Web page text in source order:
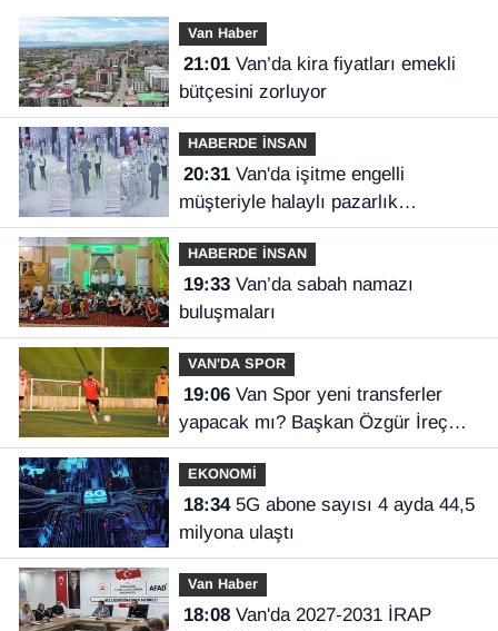
Van Haber
21:01Van’da kira fiyatları emekli
bütçesini zorluyor
HABERDE İNSAN
20:31Van'da işitme engelli
müşteriyle halaylı pazarlık
gülümsetti
HABERDE İNSAN
19:33Van’da sabah namazı
buluşmaları
VAN'DA SPOR
19:06Van Spor yeni transferler
yapacak mı? Başkan Özgür İreç
İlhan açıkladı
EKONOMİ
18:345G abone sayısı 4 ayda 44,5
milyona ulaştı
Van Haber
18:08Van'da 2027-2031 İRAP